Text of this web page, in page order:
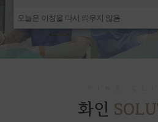
화인
오늘은 이창을 다시 띄우지 않음